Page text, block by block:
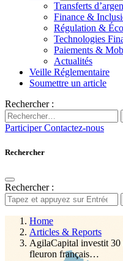
Transferts
Finance &
Régulation &
Technologies
Paiements &
Actualités
Veille Réglementaire
Soumettre un article
Rechercher :
ParticiperContactez-nous
Rechercher
Rechercher :
Home
Articles & Reports
AgilaCapital investit 30
fleuron français…